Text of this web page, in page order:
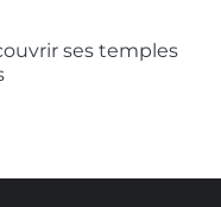
ses temples